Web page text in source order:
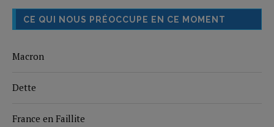
CE QUI NOUS PRÉOCCUPE EN CE MOMENT
Macron
Dette
France en Faillite